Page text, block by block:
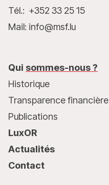
Tél.: +352 33 25 15
Mail: info@msf.lu
Qui sommes-nous ?
Historique
Transparence financière
Publications
LuxOR
Actualités
Contact